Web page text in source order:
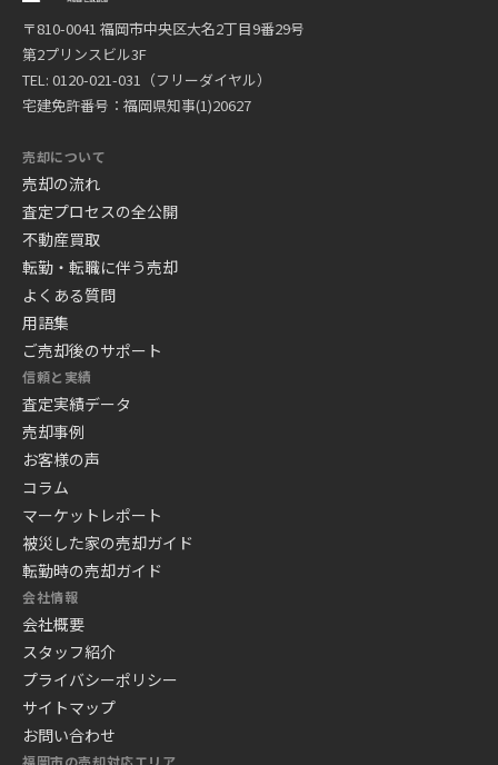
〒810-0041 福岡市中央区大名2丁目9番29号
第2プリンスビル3F
TEL: 0120-021-031（フリーダイヤル）
宅建免許番号：福岡県知事(1)20627
売却について
売却の流れ
査定プロセスの全公開
不動産買取
転勤・転職に伴う売却
よくある質問
用語集
ご売却後のサポート
信頼と実績
査定実績データ
売却事例
お客様の声
コラム
マーケットレポート
被災した家の売却ガイド
転勤時の売却ガイド
会社情報
会社概要
スタッフ紹介
プライバシーポリシー
サイトマップ
お問い合わせ
福岡市の売却対応エリア